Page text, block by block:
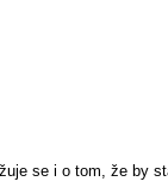
se i o tom, že by